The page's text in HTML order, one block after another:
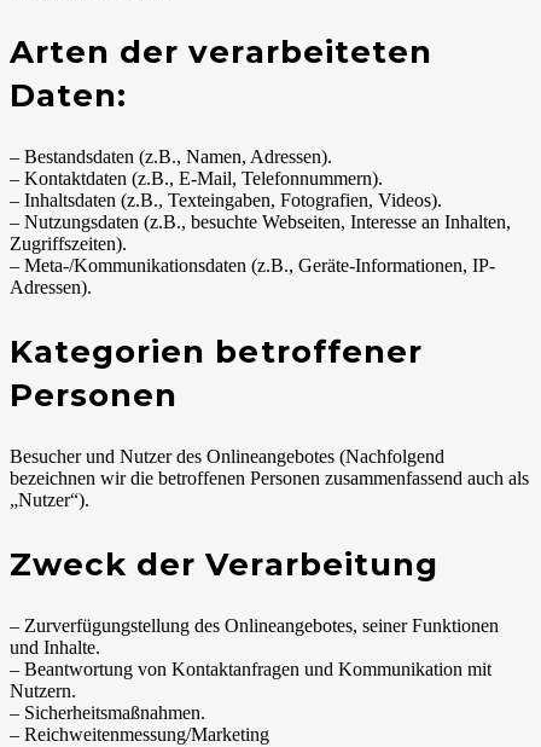
Arten der verarbeiteten
Daten:
– Bestandsdaten (z.B., Namen, Adressen).
– Kontaktdaten (z.B., E-Mail, Telefonnummern).
– Inhaltsdaten (z.B., Texteingaben, Fotografien, Videos).
– Nutzungsdaten (z.B., besuchte Webseiten, Interesse an Inhalten,
Zugriffszeiten).
– Meta-/Kommunikationsdaten (z.B., Geräte-Informationen, IP-
Adressen).
Kategorien betroffener
Personen
Besucher und Nutzer des Onlineangebotes (Nachfolgend
bezeichnen wir die betroffenen Personen zusammenfassend auch als
„Nutzer“).
Zweck der Verarbeitung
– Zurverfügungstellung des Onlineangebotes, seiner Funktionen
und Inhalte.
– Beantwortung von Kontaktanfragen und Kommunikation mit
Nutzern.
– Sicherheitsmaßnahmen.
– Reichweitenmessung/Marketing